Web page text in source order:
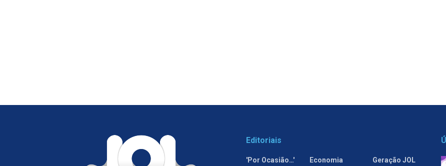
Editoriais
'Por Ocasião…'
Economia
Geração JOL